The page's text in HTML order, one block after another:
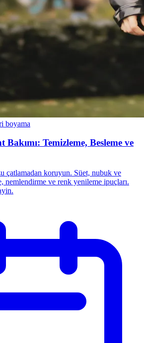
boyama
Temizleme, Besleme ve
çatlamadan koruyun. Süet, nubuk ve
nemlendirme ve renk yenileme ipuçları.